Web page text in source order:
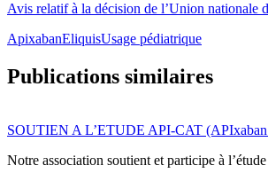
Avis relatif à la décision de l’Union nationale
ApixabanEliquisUsage pédiatrique
Publications similaires
SOUTIEN A L’ETUDE API-CAT
Notre association soutient et participe à